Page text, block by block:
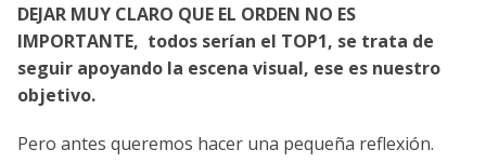
DEJAR MUY CLARO QUE EL ORDEN NO ES
IMPORTANTE, todos serían el TOP1, se trata de
seguir apoyando la escena visual, ese es nuestro
objetivo.
Pero antes queremos hacer una pequeña reflexión.